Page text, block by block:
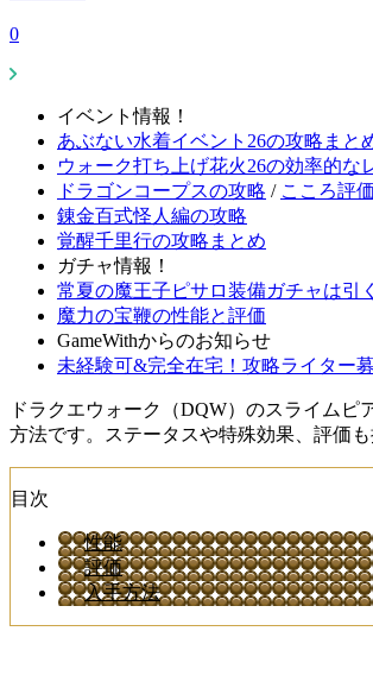
0
イベント情報！
あぶない水着イベント26の攻略まと
ウォーク打ち上げ花火26の効率的な
ドラゴンコープスの攻略 / こころ評価
錬金百式怪人編の攻略
覚醒千里行の攻略まとめ
ガチャ情報！
常夏の魔王子ピサロ装備ガチャは引
魔力の宝鞭の性能と評価
GameWithからのお知らせ
未経験可&完全在宅！攻略ライター募
ドラクエウォーク（DQW）のスライムピ
方法です。ステータスや特殊効果、評価も
目次
性能
評価
入手方法